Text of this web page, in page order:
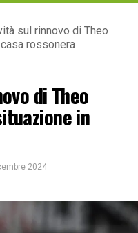
sul rinnovo di Theo
rossonera
di Theo
in
2024